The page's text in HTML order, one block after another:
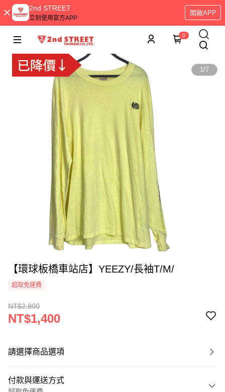
2nd STREET
立刻使用官方APP
開啟APP
0
1/7
【環球板橋車站店】YEEZY/長袖T/M/
超取免運費
NT$2,800
NT$1,400
請選擇商品選項
付款與運送方式